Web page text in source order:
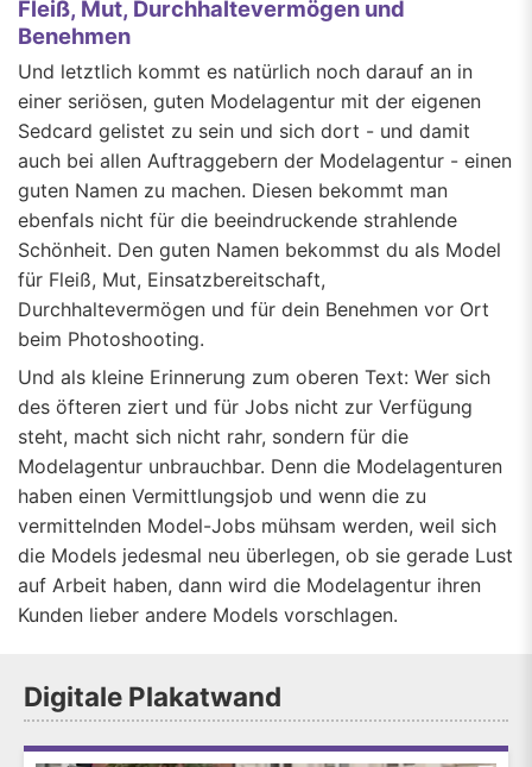
Fleiß, Mut, Durchhaltevermögen und
Benehmen
Und letztlich kommt es natürlich noch darauf an in
einer seriösen, guten Modelagentur mit der eigenen
Sedcard gelistet zu sein und sich dort - und damit
auch bei allen Auftraggebern der Modelagentur - einen
guten Namen zu machen. Diesen bekommt man
ebenfals nicht für die beeindruckende strahlende
Schönheit. Den guten Namen bekommst du als Model
für Fleiß, Mut, Einsatzbereitschaft,
Durchhaltevermögen und für dein Benehmen vor Ort
beim Photoshooting.
Und als kleine Erinnerung zum oberen Text: Wer sich
des öfteren ziert und für Jobs nicht zur Verfügung
steht, macht sich nicht rahr, sondern für die
Modelagentur unbrauchbar. Denn die Modelagenturen
haben einen Vermittlungsjob und wenn die zu
vermittelnden Model-Jobs mühsam werden, weil sich
die Models jedesmal neu überlegen, ob sie gerade Lust
auf Arbeit haben, dann wird die Modelagentur ihren
Kunden lieber andere Models vorschlagen.
Digitale Plakatwand